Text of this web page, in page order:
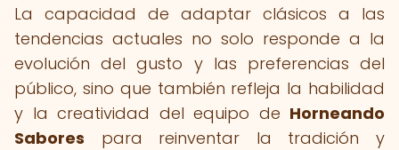
La capacidad de adaptar clásicos a las
tendencias actuales no solo responde a la
evolución del gusto y las preferencias del
público, sino que también refleja la habilidad
y la creatividad del equipo de Horneando
Sabores para reinventar la tradición y